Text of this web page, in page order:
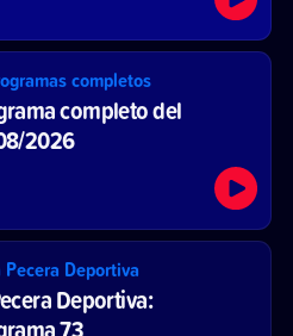
completos
completo del
2026
Pecera Deportiva
Deportiva:
73